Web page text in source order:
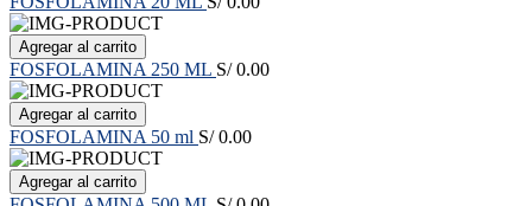
Agregar al carrito
FOSFOLAMINA 250 ML S/ 0.00
Agregar al carrito
FOSFOLAMINA 50 ml S/ 0.00
Agregar al carrito